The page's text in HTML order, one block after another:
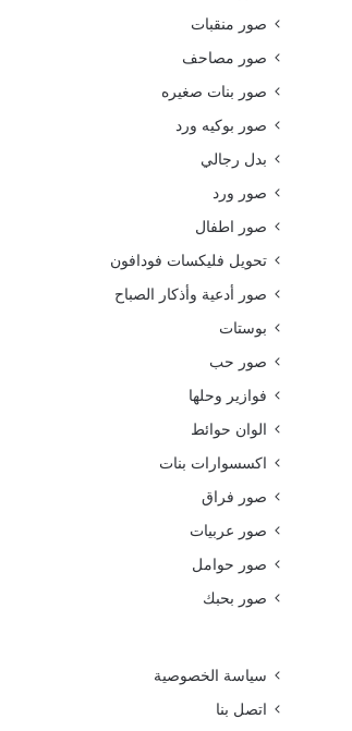
صور منقبات
صور مصاحف
صور بنات صغيره
صور بوكيه ورد
بدل رجالي
صور ورد
صور اطفال
تحويل فليكسات فودافون
صور أدعية وأذكار الصباح
بوستات
صور حب
فوازير وحلها
الوان حوائط
اكسسوارات بنات
صور فراق
صور عربيات
صور حوامل
صور بحبك
سياسة الخصوصية
اتصل بنا